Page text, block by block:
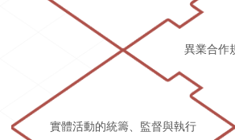
異業合作
實體活動的統籌、監督與執行